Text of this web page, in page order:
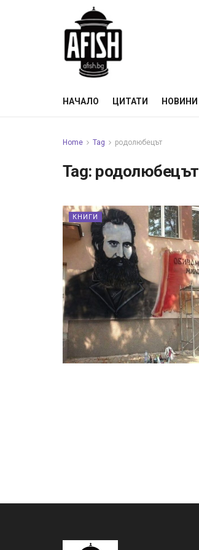
НАЧАЛО ЦИТАТИ НОВИНИ
Home Tag родолюбецът
Tag: родолюбецът
КНИГИ